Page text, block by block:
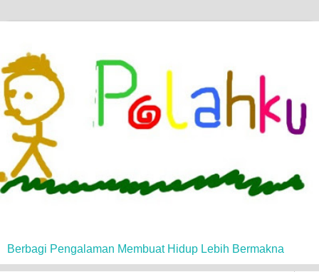
Berbagi Pengalaman Membuat Hidup Lebih Bermakna